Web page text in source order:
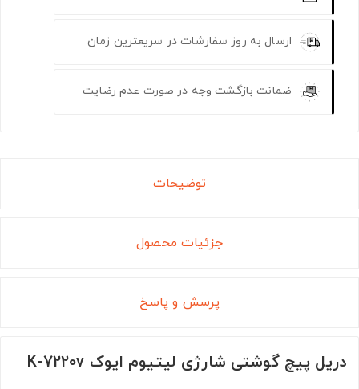
ارسال به روز سفارشات در سریعترین زمان
ضمانت بازگشت وجه در صورت عدم رضایت
توضیحات
جزئیات محصول
پرسش و پاسخ
دریل پیچ گوشتی شارژی لیتیوم ایوک K-7220v